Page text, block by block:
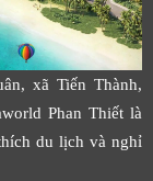
xã Tiến Thành,
Phan Thiết là
du lịch và nghỉ